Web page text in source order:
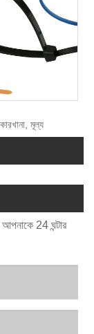
মূল্য
আপনাকে 24 ঘন্টার